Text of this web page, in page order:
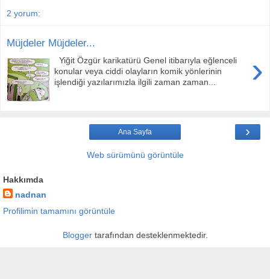
2 yorum:
Müjdeler Müjdeler...
›
Yiğit Özgür karikatürü Genel itibarıyla eğlenceli
konular veya ciddi olayların komik yönlerinin
işlendiği yazılarımızla ilgili zaman zaman...
›
Ana Sayfa
Web sürümünü görüntüle
Hakkımda
nadnan
Profilimin tamamını görüntüle
Bloggertarafından desteklenmektedir.